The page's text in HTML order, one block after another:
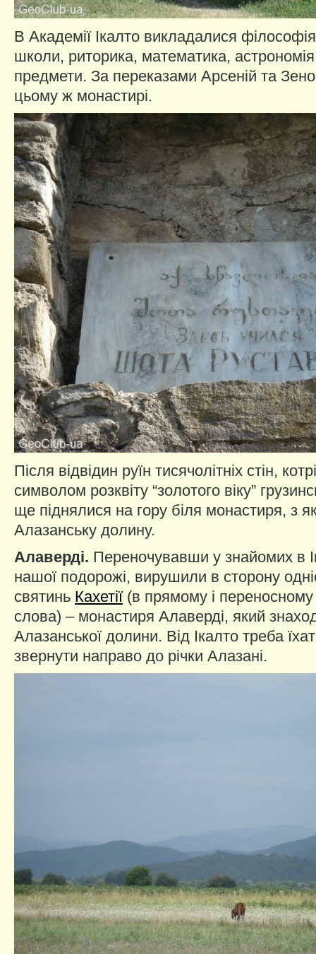
В Академії Ікалто викладалися
школи, риторика, математика,
предмети. За переказами Арсеній та
цьому ж монастирі.
Після відвідин руїн тисячолітніх стін,
символом розквіту “золотого віку”
ще піднялися на гору біля монастиря, з
Алазанську долину.
Алаверді. Переночувавши у знайомих в
нашої подорожі, вирушили в сторону
святинь Кахетії (в прямому і переносному
слова) – монастиря Алаверді, який
Алазанської долини. Від Ікалто треба
звернути направо до річки Алазані.